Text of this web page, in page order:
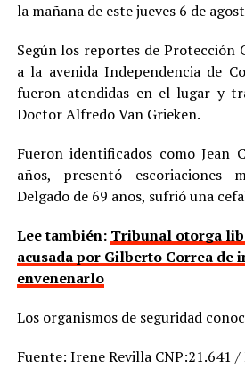
la mañana de este jueves 6 de
Según los reportes de Protección
a la avenida Independencia de
fueron atendidas en el lugar y
Doctor Alfredo Van Grieken.
Fueron identificados como Jean
años, presentó escoriaciones
Delgado de 69 años, sufrió una
Lee también: Tribunal otorga
acusada por Gilberto Correa de
envenenarlo
Los organismos de seguridad
Fuente: Irene Revilla CNP:21.641